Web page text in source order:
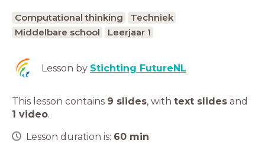
Computational thinking
Techniek
Middelbare school
Leerjaar 1
Lesson by Stichting FutureNL
This lesson contains 9 slides, with text slides and
1 video.
Lesson duration is: 60 min